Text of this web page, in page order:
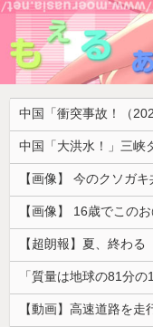
【超朗報】夏、終わる